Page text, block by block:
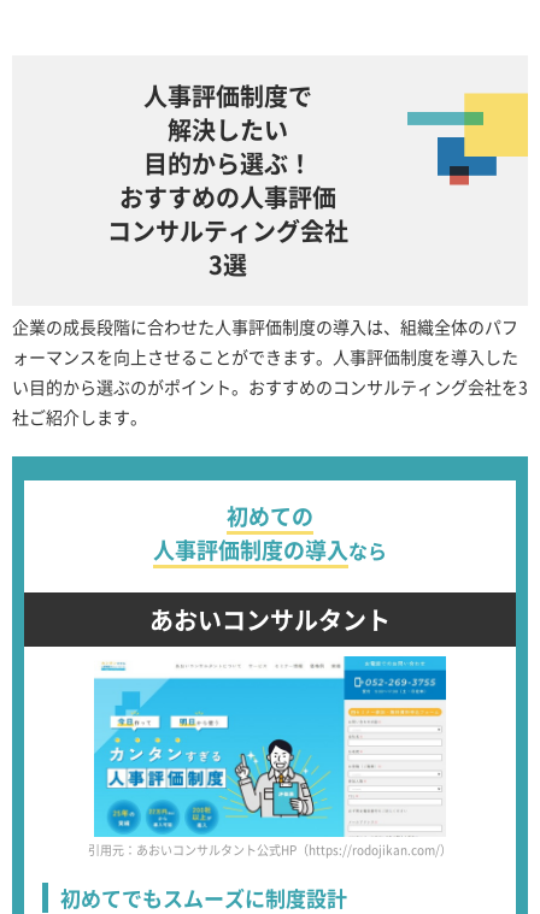
人事評価制度で
解決したい
目的から選ぶ！
おすすめの人事評価
コンサルティング会社
3選
企業の成長段階に合わせた人事評価制度の導入は、組織全体のパフ
ォーマンスを向上させることができます。人事評価制度を導入した
い目的から選ぶのがポイント。おすすめのコンサルティング会社を3
社ご紹介します。
初めての
人事評価制度の導入なら
あおいコンサルタント
引用元：あおいコンサルタント公式HP（https://rodojikan.com/）
初めてでもスムーズに制度設計